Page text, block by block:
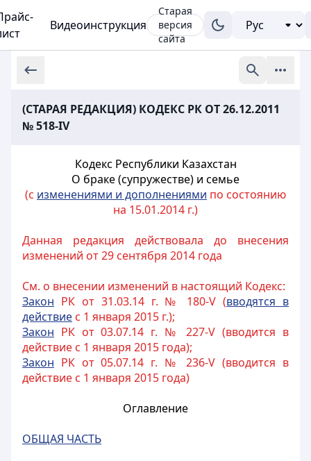
Видеоинструкция
Старая
версия
сайта
(СТАРАЯ РЕДАКЦИЯ) КОДЕКС РК ОТ 26.12.2011
№ 518-IV
Кодекс Республики Казахстан
О браке (супружестве) и семье
(с изменениями и дополнениями по состоянию
на 15.01.2014 г.)
Данная редакция действовала до внесения
изменений от 29 сентября 2014 года
См. о внесении изменений в настоящий Кодекс:
Закон РК от 31.03.14 г. № 180-V (вводятся в
действие с 1 января 2015 г.);
Закон РК от 03.07.14 г. № 227-V (вводится в
действие с 1 января 2015 года);
Закон РК от 05.07.14 г. № 236-V (вводится в
действие с 1 января 2015 года)
Оглавление
ОБЩАЯ ЧАСТЬ